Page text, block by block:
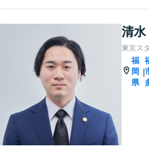
清水
東京ス
福
岡
県
|